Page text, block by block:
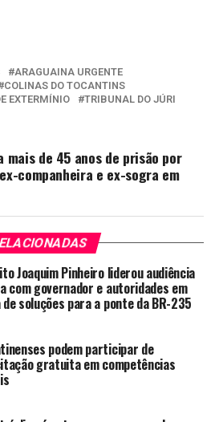
ARAGUAINA URGENTE
COLINAS DO TOCANTINS
EXTERMÍNIO TRIBUNAL DO JÚRI
mais de 45 anos de prisão por
companheira e ex-sogra em
Joaquim Pinheiro liderou audiência
com governador e autoridades em
de soluções para a ponte da BR-235
podem participar de
gratuita em competências